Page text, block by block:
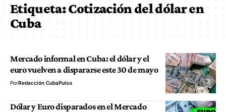
Etiqueta:Cotización del dólar en
Cuba
Mercado informal en Cuba: el dólar y el
euro vuelven a dispararse este 30 de mayo
PorRedacción CubaPulso
Dólar y Euro disparados en el Mercado